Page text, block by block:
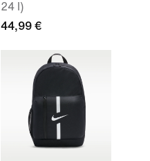
24 l)
44,99 €